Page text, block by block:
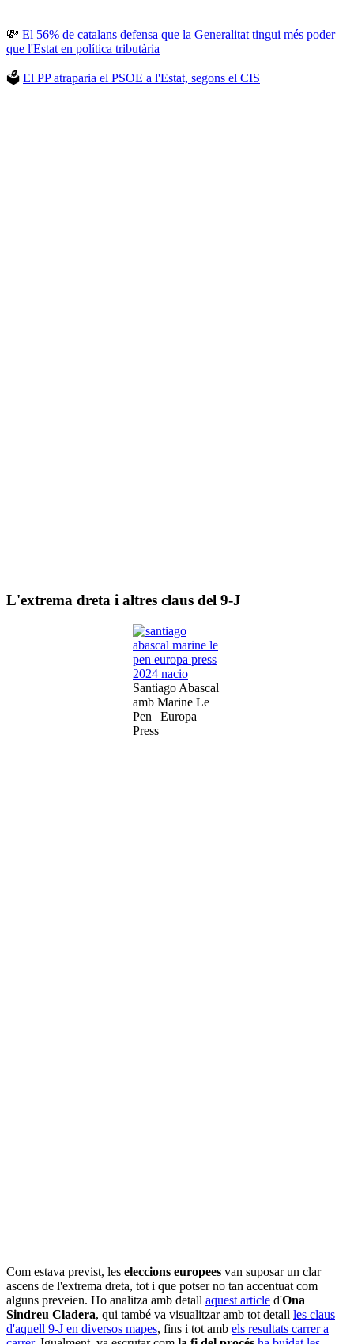
💸 El 56% de catalans defensa que la Generalitat tingui més poder
que l'Estat en política tributària
🗳️ El PP atraparia el PSOE a l'Estat, segons el CIS
L'extrema dreta i altres claus del 9-J
Santiago Abascal
amb Marine Le
Pen | Europa
Press
Com estava previst, les eleccions europees van suposar un clar
ascens de l'extrema dreta, tot i que potser no tan accentuat com
alguns preveien. Ho analitza amb detall aquest article d'Ona
Sindreu Cladera, qui també va visualitzar amb tot detall les claus
d'aquell 9-J en diversos mapes, fins i tot amb els resultats carrer a